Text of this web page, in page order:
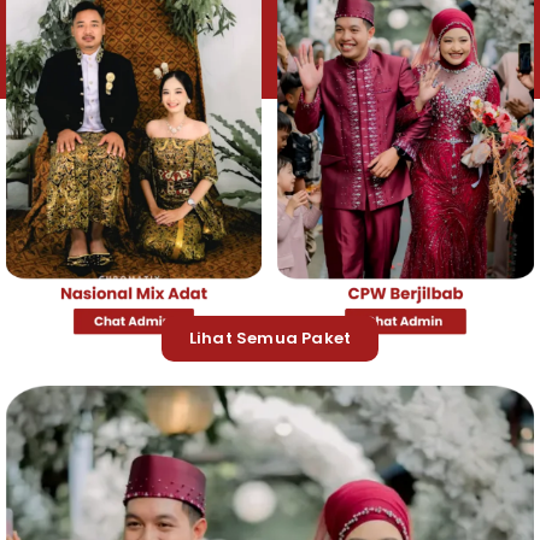
Lihat Semua Paket